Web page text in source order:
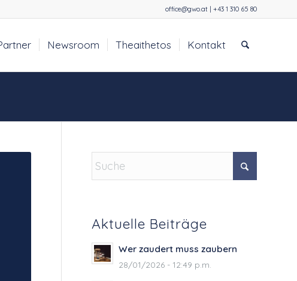
office@gwo.at | +43 1 310 65 80
Newsroom Theaithetos Kontakt
Aktuelle Beiträge
Wer zaudert muss zaubern
28/01/2026 - 12:49 p.m.